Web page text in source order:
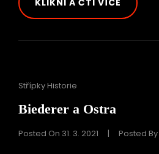
KLIKNI A ČTI VÍCE
DO
Cat
Střípky Historie
Biederer a Ostra
Posted On 31. 3. 2021 | Posted By